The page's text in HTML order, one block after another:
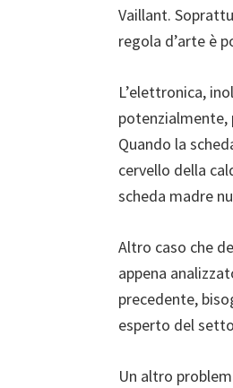
Vaillant.
regola d’arte è
L’elettronica,
potenzialmente,
Quando la
cervello della
scheda madre
Altro caso che
appena
precedente,
esperto del
Un altro